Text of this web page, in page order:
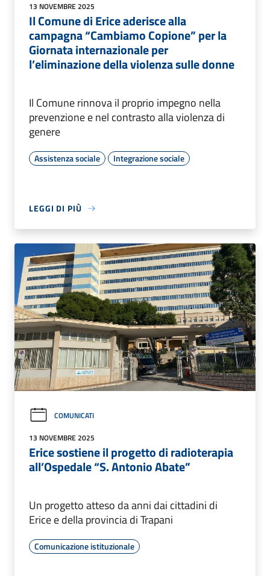
13 NOVEMBRE 2025
Il Comune di Erice aderisce alla
campagna “Cambiamo Copione” per la
Giornata internazionale per
l’eliminazione della violenza sulle donne
Il Comune rinnova il proprio impegno nella
prevenzione e nel contrasto alla violenza di
genere
Assistenza sociale Integrazione sociale
LEGGI DI PIÙ
COMUNICATI
13 NOVEMBRE 2025
Erice sostiene il progetto di radioterapia
all’Ospedale “S. Antonio Abate”
Un progetto atteso da anni dai cittadini di
Erice e della provincia di Trapani
Comunicazione istituzionale